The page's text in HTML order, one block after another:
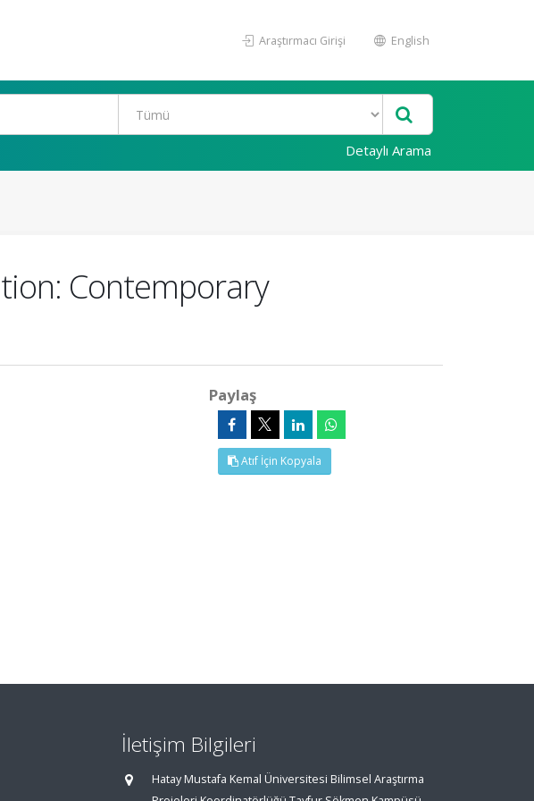
Araştırmacı Girişi English
Detaylı Arama
Contemporary
Paylaş
Atıf İçin Kopyala
İletişim Bilgileri
Hatay Mustafa Kemal Üniversitesi Bilimsel Araştırma